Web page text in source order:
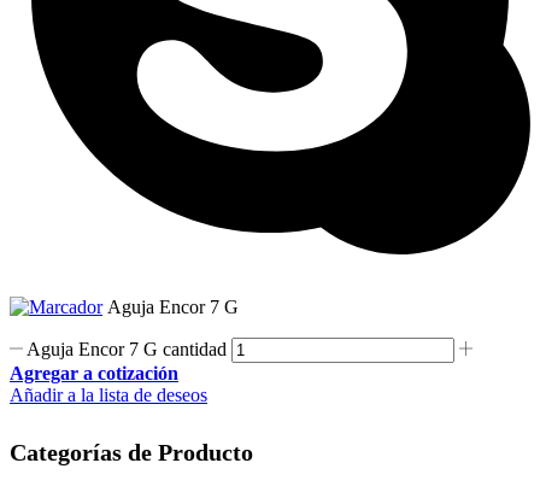
Aguja Encor 7 G
Aguja Encor 7 G cantidad
Agregar a cotización
Añadir a la lista de deseos
Categorías de Producto